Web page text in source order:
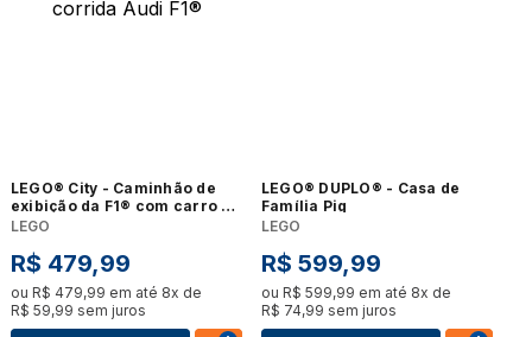
LEGO® City - Caminhão de
exibição da F1® com carro de
corrida Audi F1®
LEGO
R$ 479,99
ou R$ 479,99 em até 8x de
R$ 59,99 sem juros
LEGO® DUPLO® - Casa de
Família Pig
LEGO
R$ 599,99
ou R$ 599,99 em até 8x de
R$ 74,99 sem juros